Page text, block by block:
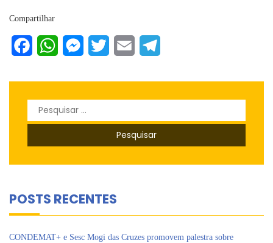
Compartilhar
FacebookWhatsAppMessenger
Twitter Email
Pesquisar
por:
POSTS RECENTES
CONDEMAT+ e Sesc Mogi das Cruzes promovem palestra sobre